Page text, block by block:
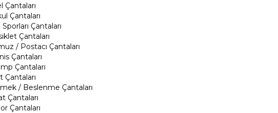
Çantaları
Çantaları
Sporları Çantaları
Çantaları
/ Postacı Çantaları
Çantaları
Çantaları
Çantaları
/ Beslenme Çantaları
Çantaları
Çantaları